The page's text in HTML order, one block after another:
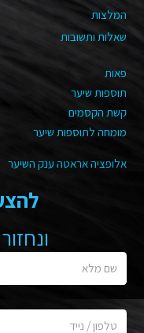
המלצות
שאלות ותשובות
פאות
תוספות שיער
קשת הקסמים
מומחה לתוספות שיער
אלופציה אראטה ענק השיער